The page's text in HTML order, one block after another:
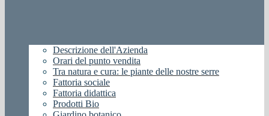
Descrizione dell'Azienda
Orari del punto vendita
Tra natura e cura: le piante delle nostre serre
Fattoria sociale
Fattoria didattica
Prodotti Bio